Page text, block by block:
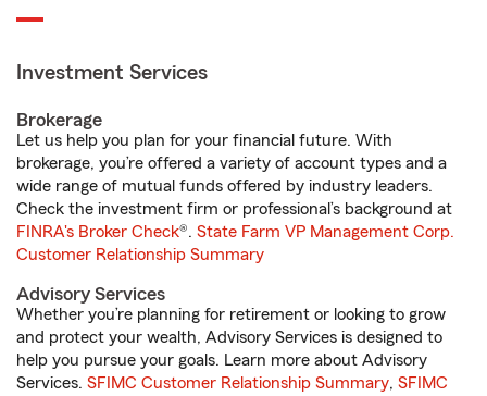
Investment Services
Brokerage
Let us help you plan for your financial future. With
brokerage, you’re offered a variety of account types and a
wide range of mutual funds offered by industry leaders.
Check the investment firm or professional’s background at
FINRA's Broker Check®. State Farm VP Management Corp.
Customer Relationship Summary
Advisory Services
Whether you’re planning for retirement or looking to grow
and protect your wealth, Advisory Services is designed to
help you pursue your goals. Learn more about Advisory
Services. SFIMC Customer Relationship Summary, SFIMC